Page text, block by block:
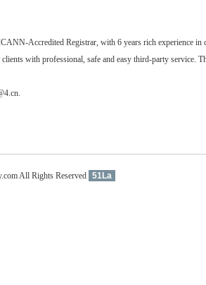
Accredited Registrar, with 6 years rich experience in
with professional, safe and easy third-party service.
All Rights Reserved 51La